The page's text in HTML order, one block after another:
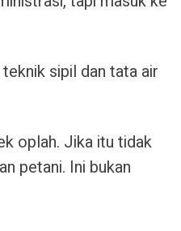
teknik sipil dan tata air
oplah. Jika itu tidak
petani. Ini bukan